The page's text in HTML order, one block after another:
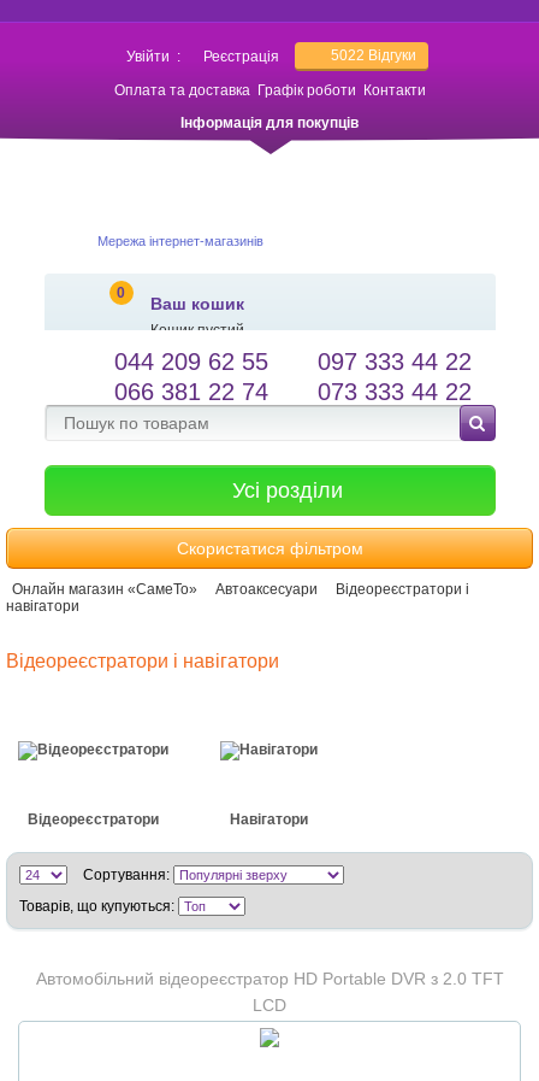
Увійти : Реєстрація 5022 Відгуки
Оплата та доставка Графік роботи
Контакти
Інформація для покупців
Мережа інтернет-магазинів
0
Ваш кошик
Кошик пустий
salessameto@gmail.com
Зворотній зв'язок
Мова сайту
044 209 62 55
097 333 44 22
066 381 22 74
073 333 44 22
Усі розділи
Скористатися фільтром
Онлайн магазин «СамеТо» Автоаксесуари
Відеореєстратори і
навігатори
Відеореєстратори і навігатори
Відеореєстратори Навігатори
Сортування:
Товарів, що купуються:
Автомобільний відеореєстратор HD Portable DVR з 2.0 TFT
LCD